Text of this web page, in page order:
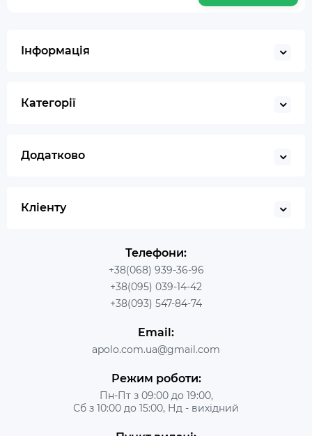
Інформація
Категорії
Додатково
Кліенту
Телефони:
+38(068) 939-36-96
+38(095) 039-14-42
+38(093) 547-84-74
Email:
apolo.com.ua@gmail.com
Режим роботи:
Пн-Пт з 09:00 до 19:00,
Сб з 10:00 до 15:00, Нд - вихідний